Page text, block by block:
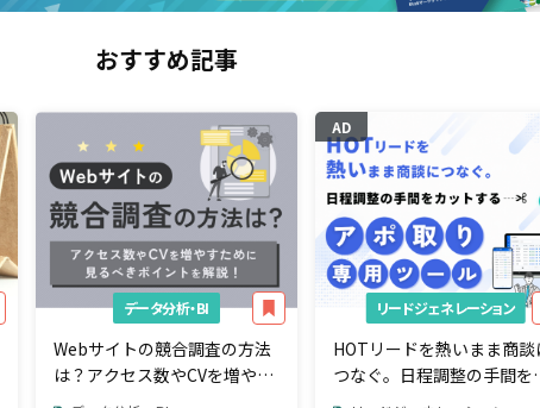
おすすめ記事
データ分析・BI
Webサイトの競合調査の方法
は？アクセス数やCVを増やす
ために見るべきポイント
AD
リードジェネレーション
HOTリードを熱いまま商談
つなぐ。日程調整の手間を
ットする「アポ取り専用」ツ